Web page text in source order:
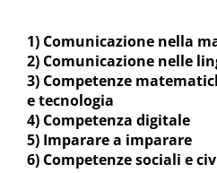
1) Comunicazione nella
2) Comunicazione nelle
3) Competenze
e tecnologia
4) Competenza digitale
5) Imparare a imparare
6) Competenze sociali e